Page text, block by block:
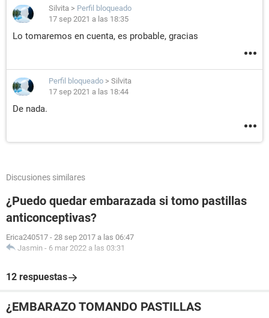
Silvita > Perfil bloqueado
17 sep 2021 a las 18:35
Lo tomaremos en cuenta, es probable, gracias
Perfil bloqueado > Silvita
17 sep 2021 a las 18:44
De nada.
Discusiones similares
¿Puedo quedar embarazada si tomo pastillas
anticonceptivas?
Erica240517 - 28 sep 2017 a las 06:47
Jasmin - 6 mar 2022 a las 03:31
12 respuestas
¿EMBARAZO TOMANDO PASTILLAS